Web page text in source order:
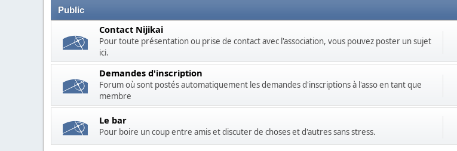
Public
Contact Nijikai
Pour toute présentation ou prise de contact avec l'association, vous pouvez poster un sujet
ici.
Demandes d'inscription
Forum où sont postés automatiquement les demandes d'inscriptions à l'asso en tant que
membre
Le bar
Pour boire un coup entre amis et discuter de choses et d'autres sans stress.